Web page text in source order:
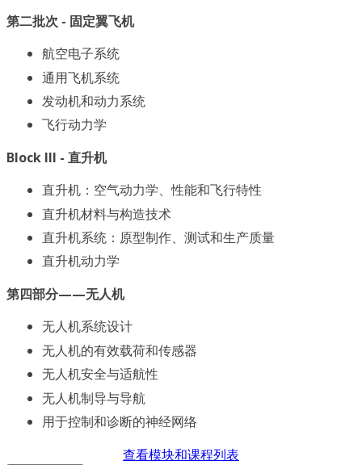
第二批次 - 固定翼飞机
航空电子系统
通用飞机系统
发动机和动力系统
飞行动力学
Block III - 直升机
直升机：空气动力学、性能和飞行特性
直升机材料与构造技术
直升机系统：原型制作、测试和生产质量
直升机动力学
第四部分——无人机
无人机系统设计
无人机的有效载荷和传感器
无人机安全与适航性
无人机制导与导航
用于控制和诊断的神经网络
查看模块和课程列表